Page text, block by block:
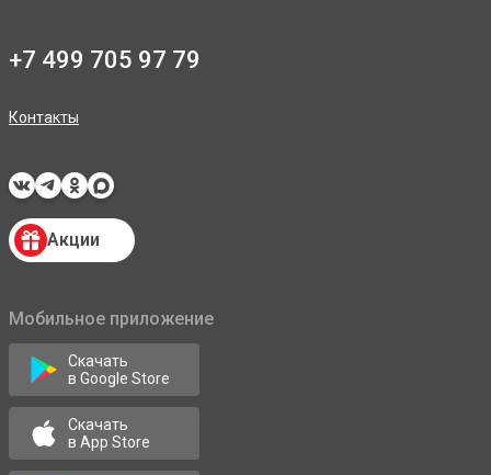
+7 499 705 97 79
Контакты
Акции
Мобильное приложение
Скачать
в Google Store
Скачать
в App Store